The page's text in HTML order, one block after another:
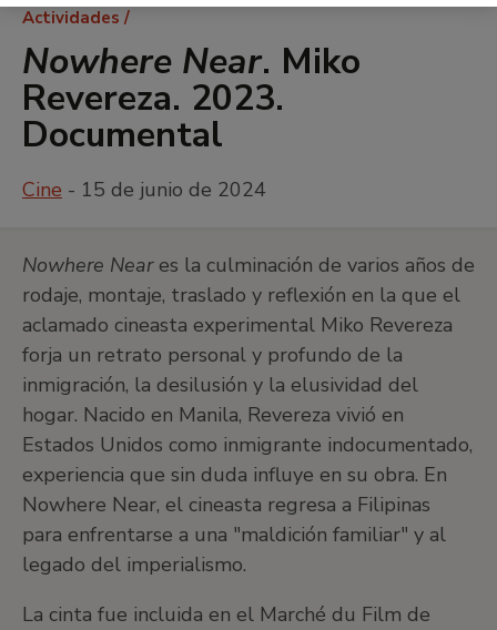
Ruta
de
navegación
Actividades
Nowhere Near. Miko
Revereza. 2023.
Documental
Cine - 15 de junio de 2024
Nowhere Neares la culminación de varios años de
rodaje, montaje, traslado y reflexión en la que el
aclamado cineasta experimental Miko Revereza
forja un retrato personal y profundo de la
inmigración, la desilusión y la elusividad del
hogar. Nacido en Manila, Revereza vivió en
Estados Unidos como inmigrante indocumentado,
experiencia que sin duda influye en su obra. En
Nowhere Near, el cineasta regresa a Filipinas
para enfrentarse a una "maldición familiar" y al
legado del imperialismo.
La cinta fue incluida en el Marché du Film de